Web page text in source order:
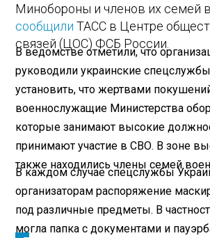
Минобороны и членов их семей
сообщили ТАСС в Центре
связей (ЦОС) ФСБ России.
В ведомстве отметили, что
руководили украинские
установить, что жертвами
военнослужащие Министерства
которые занимают высокие
принимают участие в СВО. В зоне
также находились члены семей
В каждом случае спецслужбы
организаторам распоряжение
под различные предметы. В
могла папка с документами и